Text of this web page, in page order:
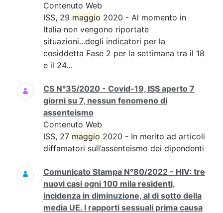
Contenuto Web
ISS, 29 maggio 2020 - Al momento in
Italia non vengono riportate
situazioni...degli indicatori per la
cosiddetta Fase 2 per la settimana tra il 18
e il 24...
CS N°35/2020 - Covid-19, ISS aperto 7
giorni su 7, nessun fenomeno di
assenteismo
Contenuto Web
ISS, 27 maggio 2020 - In merito ad articoli
diffamatori sull’assenteismo dei dipendenti
Comunicato Stampa N°80/2022 - HIV: tre
nuovi casi ogni 100 mila residenti,
incidenza in diminuzione, al di sotto della
media UE. I rapporti sessuali prima causa